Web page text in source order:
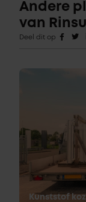
Andere
van
Deel dit op
Kunststof